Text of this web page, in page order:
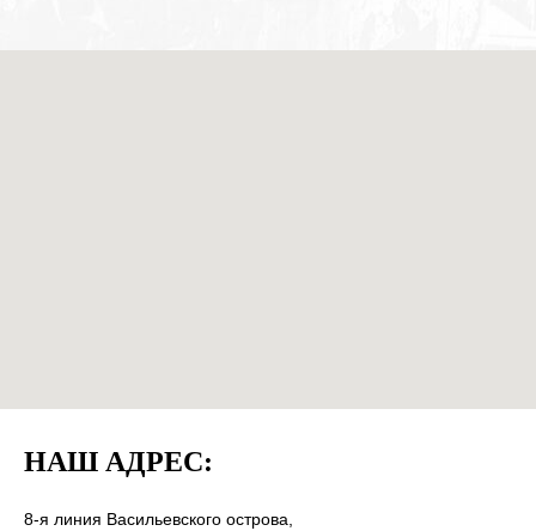
НАШ АДРЕС:
8-я линия Васильевского острова,